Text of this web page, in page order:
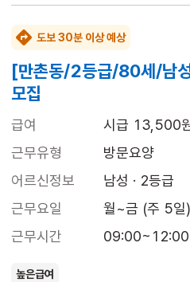
도보 30분 이상 예상
[만촌동/2등급/80세/남
모집
급여
시급 13,500
근무유형
방문요양
어르신정보
남성 · 2등급
근무요일
월~금 (주 5일)
근무시간
09:00~12:00
높은급여